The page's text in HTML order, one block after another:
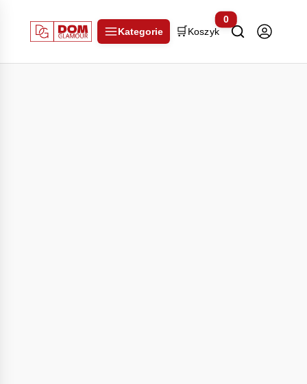
Kategorie 🛒 Koszyk
0